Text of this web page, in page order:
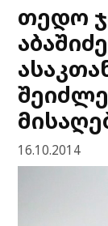
თედო
16.10.2014